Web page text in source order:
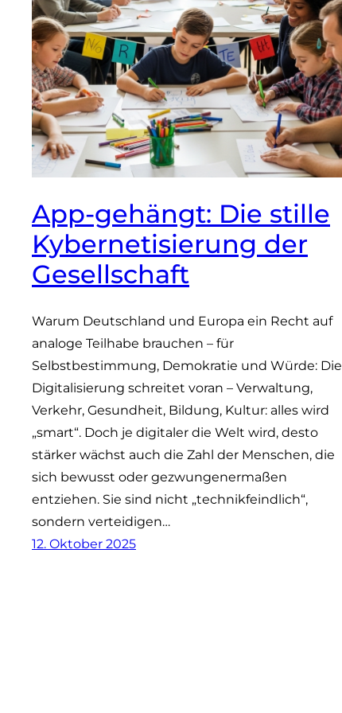
App-gehängt: Die stille
Kybernetisierung der
Gesellschaft
Warum Deutschland und Europa ein Recht auf
analoge Teilhabe brauchen – für
Selbstbestimmung, Demokratie und Würde: Die
Digitalisierung schreitet voran – Verwaltung,
Verkehr, Gesundheit, Bildung, Kultur: alles wird
„smart“. Doch je digitaler die Welt wird, desto
stärker wächst auch die Zahl der Menschen, die
sich bewusst oder gezwungenermaßen
entziehen. Sie sind nicht „technikfeindlich“,
sondern verteidigen…
12. Oktober 2025